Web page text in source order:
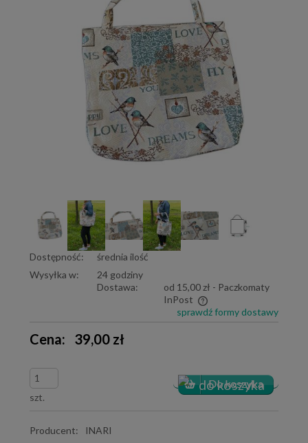
Dostępność:
średnia ilość
Wysyłka w:
24 godziny
Dostawa:
od 15,00 zł - Paczkomaty
InPost
Cena nie zawiera ewentualnych kosztów płatności
sprawdź formy dostawy
Cena: 39,00 zł
szt.
Producent:
INARI